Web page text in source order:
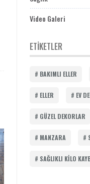
Video Galeri
ETIKETLER
BAKIMLI ELLER
ELLER EV
GÜZEL DEKORLAR
MANZARA
SAĞLIKLI KILO